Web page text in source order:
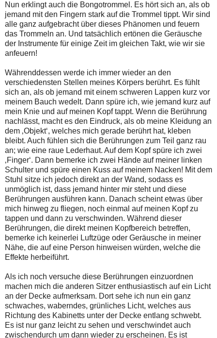
Nun erklingt auch die Bongotrommel. Es hört sich an, als ob
jemand mit den Fingern stark auf die Trommel tippt. Wir sind
alle ganz aufgebracht über dieses Phänomen und feuern
das Trommeln an. Und tatsächlich ertönen die Geräusche
der Instrumente für einige Zeit im gleichen Takt, wie wir sie
anfeuern!
Währenddessen werde ich immer wieder an den
verschiedensten Stellen meines Körpers berührt. Es fühlt
sich an, als ob jemand mit einem schweren Lappen kurz vor
meinem Bauch wedelt. Dann spüre ich, wie jemand kurz auf
mein Knie und auf meinen Kopf tappt. Wenn die Berührung
nachlässt, macht es den Eindruck, als ob meine Kleidung an
dem ‚Objekt‘, welches mich gerade berührt hat, kleben
bleibt. Auch fühlen sich die Berührungen zum Teil ganz rau
an; wie eine raue Lederhaut. Auf dem Kopf spüre ich zwei
‚Finger‘. Dann bemerke ich zwei Hände auf meiner linken
Schulter und spüre einen Kuss auf meinem Nacken! Mit dem
Stuhl sitze ich jedoch direkt an der Wand, sodass es
unmöglich ist, dass jemand hinter mir steht und diese
Berührungen ausführen kann. Danach scheint etwas über
mich hinweg zu fliegen, noch einmal auf meinen Kopf zu
tappen und dann zu verschwinden. Während dieser
Berührungen, die direkt meinen Kopfbereich betreffen,
bemerke ich keinerlei Luftzüge oder Geräusche in meiner
Nähe, die auf eine Person hinweisen würden, welche die
Effekte herbeiführt.
Als ich noch versuche diese Berührungen einzuordnen
machen mich die anderen Sitzer enthusiastisch auf ein Licht
an der Decke aufmerksam. Dort sehe ich nun ein ganz
schwaches, waberndes, grünliches Licht, welches aus
Richtung des Kabinetts unter der Decke entlang schwebt.
Es ist nur ganz leicht zu sehen und verschwindet auch
zwischendurch um dann wieder zu erscheinen. Es ist